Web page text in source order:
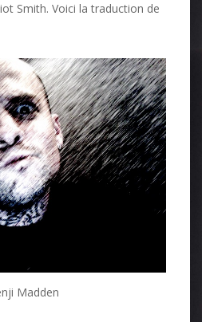
Smith. Voici la traduction de
Madden